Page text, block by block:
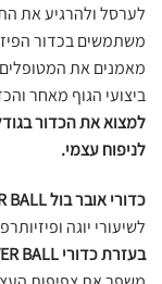
לערסל ולהרגיע את
משתמשים בכדור
מאמנים את
ביצועי הגוף מאחר
לניפוח עצמי.
כדורי אובר בולBALL
לשיעורי יוגה
בעזרת כדורי OVER BALL משפר את גמישות הגב העליון והתחתון,